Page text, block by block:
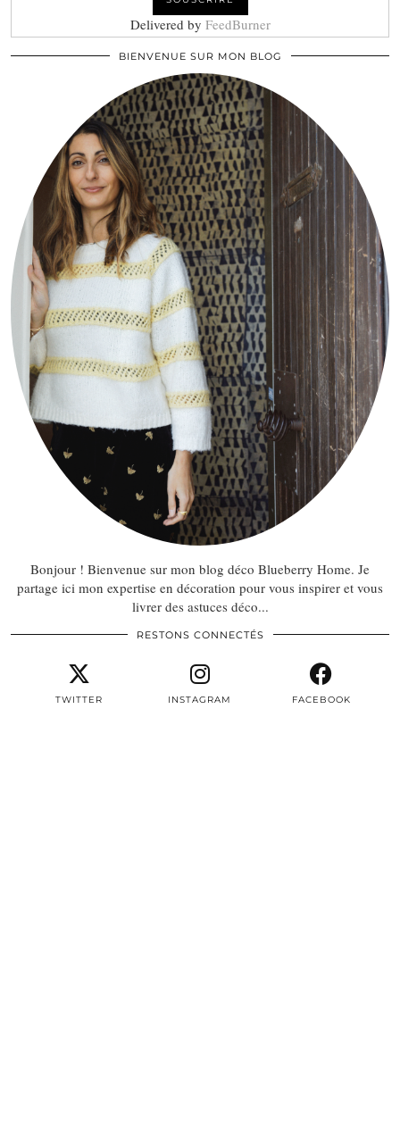
Delivered by FeedBurner
BIENVENUE SUR MON BLOG
Bonjour ! Bienvenue sur mon blog déco Blueberry Home. Je
partage ici mon expertise en décoration pour vous inspirer et vous
livrer des astuces déco...
RESTONS CONNECTÉS
TWITTER INSTAGRAM FACEBOOK